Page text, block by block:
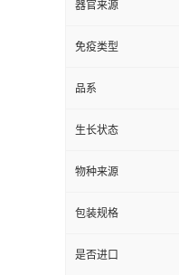
器官来源
免疫类型
品系
生长状态
物种来源
包装规格
是否进口